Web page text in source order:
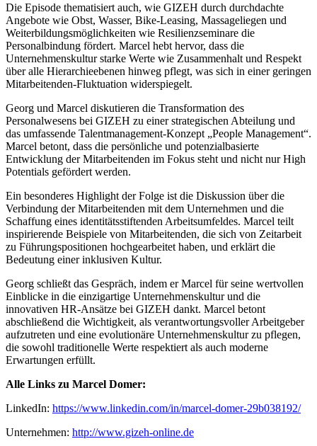
Die Episode thematisiert auch, wie GIZEH durch durchdachte
Angebote wie Obst, Wasser, Bike-Leasing, Massageliegen und
Weiterbildungsmöglichkeiten wie Resilienzseminare die
Personalbindung fördert. Marcel hebt hervor, dass die
Unternehmenskultur starke Werte wie Zusammenhalt und Respekt
über alle Hierarchieebenen hinweg pflegt, was sich in einer geringen
Mitarbeitenden-Fluktuation widerspiegelt.
Georg und Marcel diskutieren die Transformation des
Personalwesens bei GIZEH zu einer strategischen Abteilung und
das umfassende Talentmanagement-Konzept „People Management“.
Marcel betont, dass die persönliche und potenzialbasierte
Entwicklung der Mitarbeitenden im Fokus steht und nicht nur High
Potentials gefördert werden.
Ein besonderes Highlight der Folge ist die Diskussion über die
Verbindung der Mitarbeitenden mit dem Unternehmen und die
Schaffung eines identitätsstiftenden Arbeitsumfeldes. Marcel teilt
inspirierende Beispiele von Mitarbeitenden, die sich von Zeitarbeit
zu Führungspositionen hochgearbeitet haben, und erklärt die
Bedeutung einer inklusiven Kultur.
Georg schließt das Gespräch, indem er Marcel für seine wertvollen
Einblicke in die einzigartige Unternehmenskultur und die
innovativen HR-Ansätze bei GIZEH dankt. Marcel betont
abschließend die Wichtigkeit, als verantwortungsvoller Arbeitgeber
aufzutreten und eine evolutionäre Unternehmenskultur zu pflegen,
die sowohl traditionelle Werte respektiert als auch moderne
Erwartungen erfüllt.
Alle Links zu Marcel Domer:
LinkedIn: https://www.linkedin.com/in/marcel-domer-29b038192/
Unternehmen: http://www.gizeh-online.de